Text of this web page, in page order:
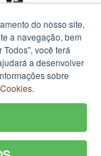
do nosso site,
a navegação, bem
você terá
a desenvolver
sobre
.